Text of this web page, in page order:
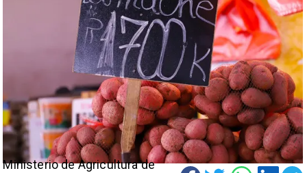
Ministerio de Agricultura de